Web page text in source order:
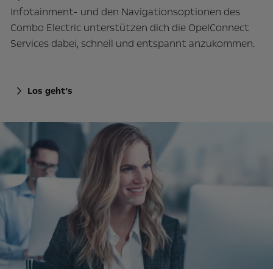
Infotainment- und den Navigationsoptionen des
Combo Electric unterstützen dich die OpelConnect
Services dabei, schnell und entspannt anzukommen.
Los geht’s